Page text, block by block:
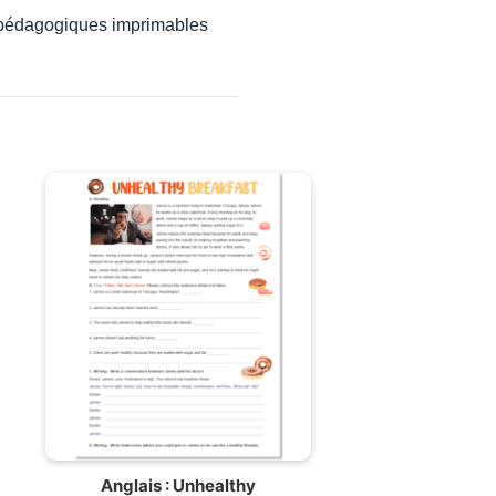
imprimables
Anglais : Unhealthy